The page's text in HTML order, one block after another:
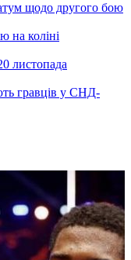
щодо другого бою
на коліні
листопада
гравців у СНД-